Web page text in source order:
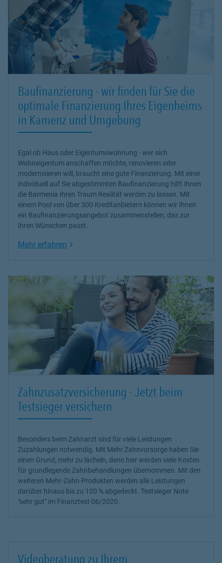
Baufinanzierung - wir finden für Sie die
optimale Finanzierung Ihres Eigenheims
in Kamenz und Umgebung
Egal ob Haus oder Eigentumswohnung - wer sich
Wohneigentum anschaffen möchte, renovieren oder
modernisieren will, braucht eine gute Finanzierung. Mit einer
individuell auf Sie abgestimmten Baufinanzierung hilft Ihnen
die Barmenia Ihren Traum Realität werden zu lassen. Mit
einem Pool von über 300 Kreditanbietern können wir Ihnen
ein Baufinanzierungsangebot zusammenstellen, das zur
Ihren Wünschen passt.
Mehr erfahren Link Opens in New Tab
Zahnzusatzversicherung - Jetzt beim
Testsieger versichern
Besonders beim Zahnarzt sind für viele Leistungen
Zuzahlungen notwendig. Mit Mehr Zahnvorsorge haben Sie
einen Grund, mehr zu lächeln, denn hier werden viele Kosten
für grundlegende Zahnbehandlungen übernommen. Mit den
weiteren Mehr-Zahn-Produkten werden alle Leistungen
darüber hinaus bis zu 100 % abgedeckt. Testsieger Note
"sehr gut" im Finanztest 06/2020.
Videoberatung zu Ihrem